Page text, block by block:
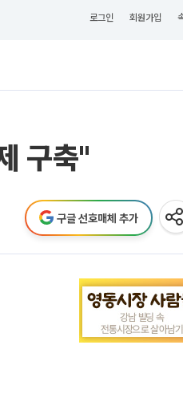
로그인 회원가입
구축"
구글 선호매체 추가